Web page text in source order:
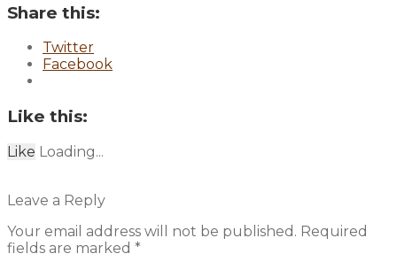
Share this:
Twitter
Facebook
Like this:
Like Loading...
Leave a Reply
Your email address will not be published. Required
fields are marked *